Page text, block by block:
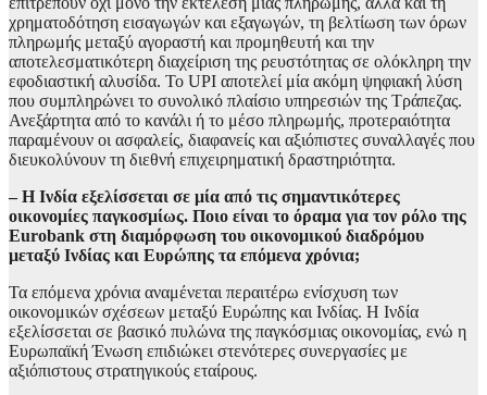
χρηματοδότηση εισαγωγών και εξαγωγών, τη βελτίωση των όρων
πληρωμής μεταξύ αγοραστή και προμηθευτή και την
αποτελεσματικότερη διαχείριση της ρευστότητας σε ολόκληρη την
εφοδιαστική αλυσίδα. Το UPI αποτελεί μία ακόμη ψηφιακή λύση
που συμπληρώνει το συνολικό πλαίσιο υπηρεσιών της Τράπεζας.
Ανεξάρτητα από το κανάλι ή το μέσο πληρωμής, προτεραιότητα
παραμένουν οι ασφαλείς, διαφανείς και αξιόπιστες συναλλαγές που
διευκολύνουν τη διεθνή επιχειρηματική δραστηριότητα.
– Η Ινδία εξελίσσεται σε μία από τις σημαντικότερες
οικονομίες παγκοσμίως. Ποιο είναι το όραμα για τον ρόλο της
Eurobank στη διαμόρφωση του οικονομικού διαδρόμου
μεταξύ Ινδίας και Ευρώπης τα επόμενα χρόνια;
Τα επόμενα χρόνια αναμένεται περαιτέρω ενίσχυση των
οικονομικών σχέσεων μεταξύ Ευρώπης και Ινδίας. Η Ινδία
εξελίσσεται σε βασικό πυλώνα της παγκόσμιας οικονομίας, ενώ η
Ευρωπαϊκή Ένωση επιδιώκει στενότερες συνεργασίες με
αξιόπιστους στρατηγικούς εταίρους.